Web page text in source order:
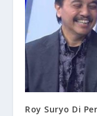
Roy Suryo Di